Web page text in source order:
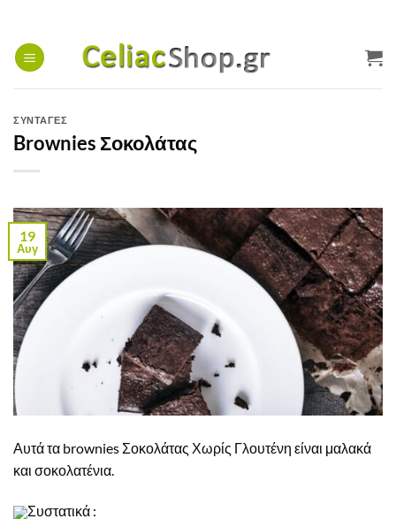
περιεχόμενο
ΣΥΝΤΑΓΕΣ
Brownies Σοκολάτας
19
Αυγ
Αυτά τα brownies Σοκολάτας Χωρίς Γλουτένη είναι μαλακά
και σοκολατένια.
Συστατικά :